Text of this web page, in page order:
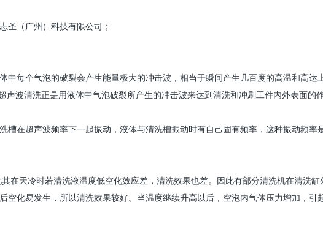
圣（广州）科技有限公司；
中每个气泡的破裂会产生能量极大的冲击波，相当于瞬间产生几百度的高温和高达
声波清洗正是用液体中气泡破裂所产生的冲击波来达到清洗和冲刷工件内外表面的作
槽在超声波频率下一起振动，液体与清洗槽振动时有自己固有频率，这种振动频率
在天冷时若清洗液温度低空化效应差，清洗效果也差。因此有部分清洗机在清洗缸
空化易发生，所以清洗效果较好。当温度继续升高以后，空泡内气体压力增加，引